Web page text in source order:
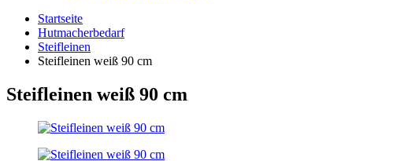
Startseite
Hutmacherbedarf
Steifleinen
Steifleinen weiß 90 cm
Steifleinen weiß 90 cm